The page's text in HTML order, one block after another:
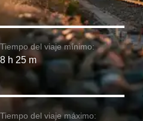
Tiempo del viaje mínimo:
8 h 25 m
Tiempo del viaje máximo: